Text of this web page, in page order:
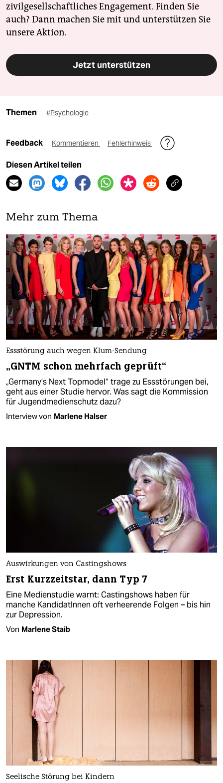
zivilgesellschaftliches Engagement. Finden Sie
auch? Dann machen Sie mit und unterstützen Sie
unsere Aktion.
Jetzt unterstützen
Themen #Psychologie
Feedback Kommentieren Fehlerhinweis
Diesen Artikel teilen
Mehr zum Thema
Essstörung auch wegen Klum-Sendung
„GNTM schon mehrfach geprüft“
„Germany’s Next Topmodel“ trage zu Essstörungen bei,
geht aus einer Studie hervor. Was sagt die Kommission
für Jugendmedienschutz dazu?
Interview von Marlene Halser
Auswirkungen von Castingshows
Erst Kurzzeitstar, dann Typ 7
Eine Medienstudie warnt: Castingshows haben für
manche KandidatInnen oft verheerende Folgen – bis hin
zur Depression.
Von Marlene Staib
Seelische Störung bei Kindern